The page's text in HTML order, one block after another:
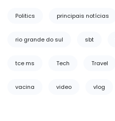
Politics principais notícias
rio grande do sul sbt
tce ms Tech Travel
vacina video vlog